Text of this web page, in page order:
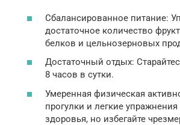
Сбалансированное питание:
достаточное количество
белков и цельнозерновых
Достаточный отдых:
8 часов в сутки.
Умеренная физическая
прогулки и легкие
здоровья, но избегайте